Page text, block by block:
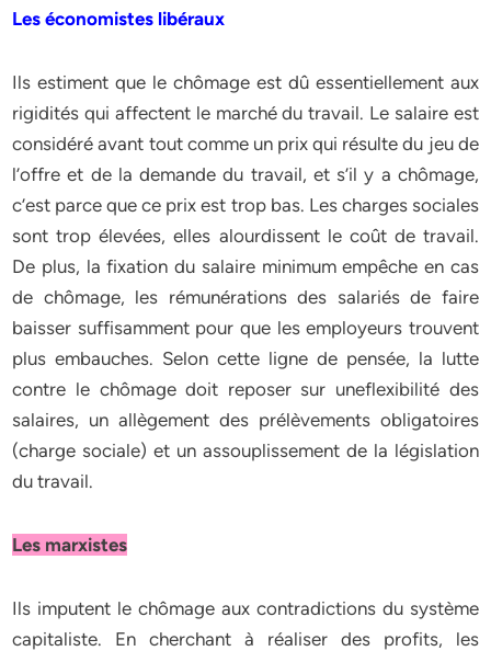
Les économistes libéraux
Ils estiment que le chômage est dû essentiellement aux
rigidités qui affectent le marché du travail. Le salaire est
considéré avant tout comme un prix qui résulte du jeu de
l’offre et de la demande du travail, et s’il y a chômage,
c’est parce que ce prix est trop bas. Les charges sociales
sont trop élevées, elles alourdissent le coût de travail.
De plus, la fixation du salaire minimum empêche en cas
de chômage, les rémunérations des salariés de faire
baisser suffisamment pour que les employeurs trouvent
plus embauches. Selon cette ligne de pensée, la lutte
contre le chômage doit reposer sur uneflexibilité des
salaires, un allègement des prélèvements obligatoires
(charge sociale) et un assouplissement de la législation
du travail.
Les marxistes
Ils imputent le chômage aux contradictions du système
capitaliste. En cherchant à réaliser des profits, les